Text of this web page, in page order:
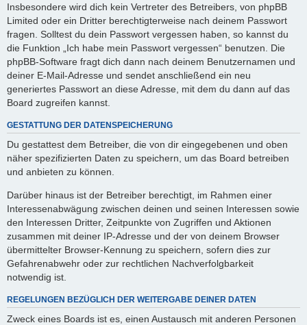
Insbesondere wird dich kein Vertreter des Betreibers, von phpBB
Limited oder ein Dritter berechtigterweise nach deinem Passwort
fragen. Solltest du dein Passwort vergessen haben, so kannst du
die Funktion „Ich habe mein Passwort vergessen“ benutzen. Die
phpBB-Software fragt dich dann nach deinem Benutzernamen und
deiner E-Mail-Adresse und sendet anschließend ein neu
generiertes Passwort an diese Adresse, mit dem du dann auf das
Board zugreifen kannst.
GESTATTUNG DER DATENSPEICHERUNG
Du gestattest dem Betreiber, die von dir eingegebenen und oben
näher spezifizierten Daten zu speichern, um das Board betreiben
und anbieten zu können.
Darüber hinaus ist der Betreiber berechtigt, im Rahmen einer
Interessenabwägung zwischen deinen und seinen Interessen sowie
den Interessen Dritter, Zeitpunkte von Zugriffen und Aktionen
zusammen mit deiner IP-Adresse und der von deinem Browser
übermittelter Browser-Kennung zu speichern, sofern dies zur
Gefahrenabwehr oder zur rechtlichen Nachverfolgbarkeit
notwendig ist.
REGELUNGEN BEZÜGLICH DER WEITERGABE DEINER DATEN
Zweck eines Boards ist es, einen Austausch mit anderen Personen